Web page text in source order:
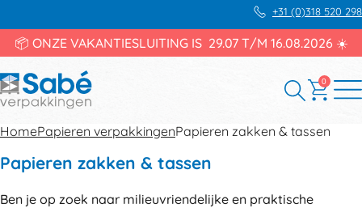
+31 (0)318 520 298
📦 ONZE VAKANTIESLUITING IS 29.07 T/M 16.08.2026 ☀️
0
HomePapieren verpakkingenPapieren zakken & tassen
Papieren zakken & tassen
Ben je op zoek naar milieuvriendelijke en praktische